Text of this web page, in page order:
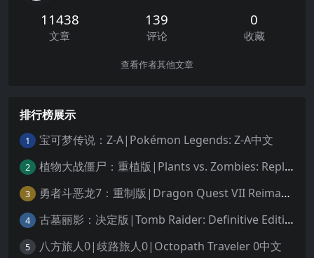
11438
文章
139
评论
0
收藏
查看作者其他文章
排行榜展示
1 宝可梦传说：Z-A|Pokémon Legends: Z-A中文
2 植物大战僵尸：重植版|Plants vs. Zombies: Replanted中文
3 勇者斗恶龙7：重制版|Dragon Quest VII Reimagined中文
4 古墓丽影：决定版|Tomb Raider: Definitive Edition中文
5 八方旅人0|歧路旅人0|Octopath Traveler 0中文